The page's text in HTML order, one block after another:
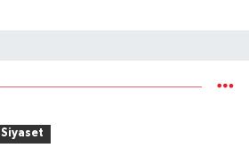
Siyaset